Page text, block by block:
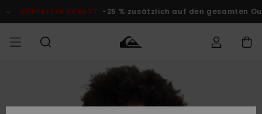
Produktinformation
DOPPELTER RABATT -25 % zusätzlich auf den gesamten
Auf meine